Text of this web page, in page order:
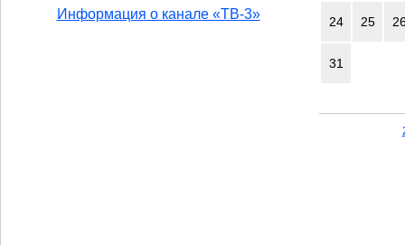
Информация о канале «ТВ-3»
24 25
31